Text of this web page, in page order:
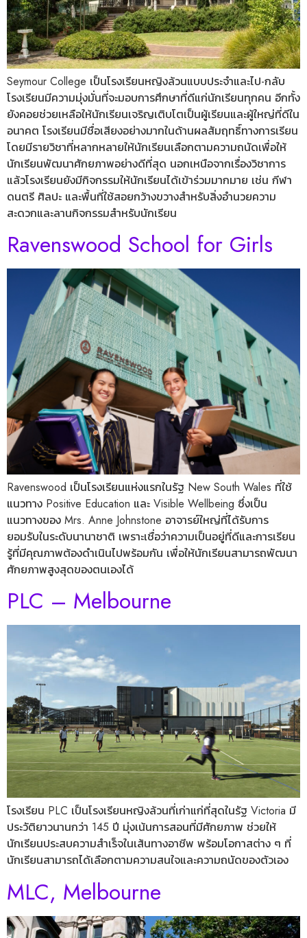
Seymour College เป็นโรงเรียนหญิงล้วนแบบประจำและไป-กลับ
โรงเรียนมีความมุ่งมั่นที่จะมอบการศึกษาที่ดีแก่นักเรียนทุกคน อีกทั้ง
ยังคอยช่วยเหลือให้นักเรียนเจริญเติบโตเป็นผู้เรียนและผู้ใหญ่ที่ดีใน
อนาคต โรงเรียนมีชื่อเสียงอย่างมากในด้านผลสัมฤทธิ์ทางการเรียน
โดยมีรายวิชาที่หลากหลายให้นักเรียนเลือกตามความถนัดเพื่อให้
นักเรียนพัฒนาศักยภาพอย่างดีที่สุด นอกเหนือจากเรื่องวิชาการ
แล้วโรงเรียนยังมีกิจกรรมให้นักเรียนได้เข้าร่วมมากมาย เช่น กีฬา
ดนตรี ศิลปะ และพื้นที่ใช้สอยกว้างขวางสำหรับสิ่งอำนวยความ
สะดวกและลานกิจกรรมสำหรับนักเรียน
Ravenswood School for Girls
Ravenswood เป็นโรงเรียนแห่งแรกในรัฐ New South Wales ที่ใช้
แนวทาง Positive Education และ Visible Wellbeing ซึ่งเป็น
แนวทางของ Mrs. Anne Johnstone อาจารย์ใหญ่ที่ได้รับการ
ยอมรับในระดับนานาชาติ เพราะเชื่อว่าความเป็นอยู่ที่ดีและการเรียน
รู้ที่มีคุณภาพต้องดำเนินไปพร้อมกัน เพื่อให้นักเรียนสามารถพัฒนา
ศักยภาพสูงสุดของตนเองได้
PLC – Melbourne
โรงเรียน PLC เป็นโรงเรียนหญิงล้วนที่เก่าแก่ที่สุดในรัฐ Victoria มี
ประวัติยาวนานกว่า 145 ปี มุ่งเน้นการสอนที่มีศักยภาพ ช่วยให้
นักเรียนประสบความสำเร็จในเส้นทางอาชีพ พร้อมโอกาสต่าง ๆ ที่
นักเรียนสามารถได้เลือกตามความสนใจและความถนัดของตัวเอง
MLC, Melbourne